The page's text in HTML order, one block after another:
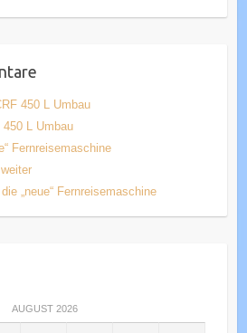
450 L Umbau
450 L Umbau
Fernreisemaschine
die „neue“ Fernreisemaschine
AUGUST 2026